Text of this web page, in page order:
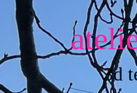
3d